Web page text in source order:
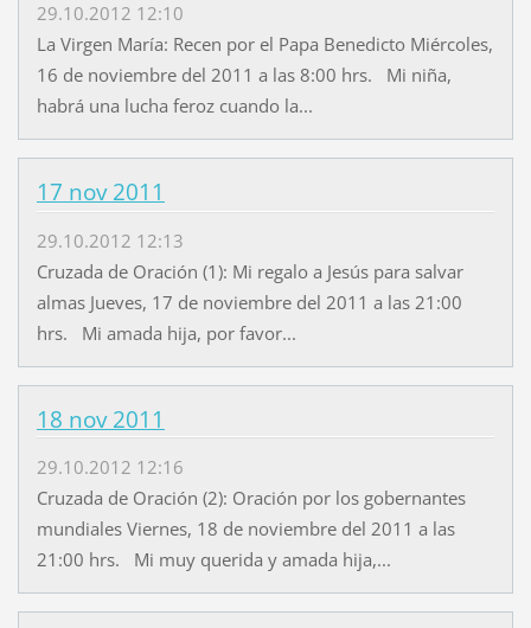
29.10.2012 12:10
La Virgen María: Recen por el Papa Benedicto Miércoles,
16 de noviembre del 2011 a las 8:00 hrs. Mi niña,
habrá una lucha feroz cuando la...
17 nov 2011
29.10.2012 12:13
Cruzada de Oración (1): Mi regalo a Jesús para salvar
almas Jueves, 17 de noviembre del 2011 a las 21:00
hrs. Mi amada hija, por favor...
18 nov 2011
29.10.2012 12:16
Cruzada de Oración (2): Oración por los gobernantes
mundiales Viernes, 18 de noviembre del 2011 a las
21:00 hrs. Mi muy querida y amada hija,...